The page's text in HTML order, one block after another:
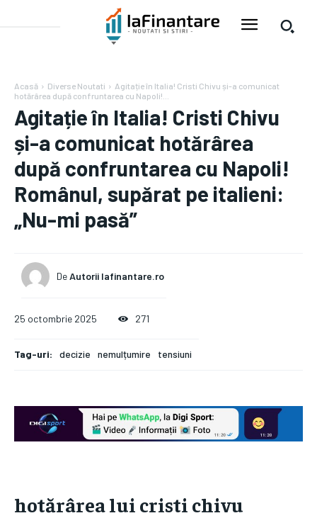
Acasă Diverse Noutati
Agitație în Italia! Cristi Chivu și-a comunicat
hotărârea după confruntarea cu Napoli!...
Agitație în Italia! Cristi Chivu
și-a comunicat hotărârea
după confruntarea cu Napoli!
Românul, supărat pe italieni:
„Nu-mi pasă”
DeAutorii Iafinantare.ro
25 octombrie 2025 271
Tag-uri: decizie nemulțumire tensiuni
hotărârea lui cristi chivu